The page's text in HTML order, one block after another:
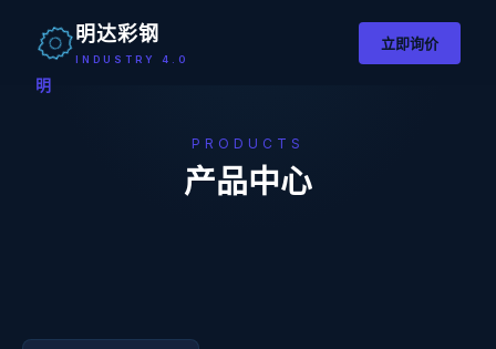
明
明达彩钢
INDUSTRY 4.0
立即询价
PRODUCTS
产品中心